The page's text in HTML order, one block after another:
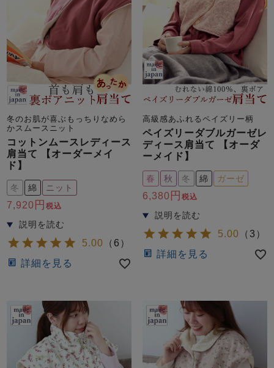
冬のお肌が喜ぶもっちりなめら
かスムースニット
コットンムースレディース
肩当て 【オーダーメイ
ド】
冬 綿 ニット
7,920 税込
5.00 （ 6 ）
詳細を見る
高級感あふれるペイズリー柄
ペイズリーダブルガーゼレ
ディース肩当て 【オーダ
ーメイド】
春 秋 冬 綿 ガーゼ
6,380 税込
5.00 （3 ）
詳細を見る